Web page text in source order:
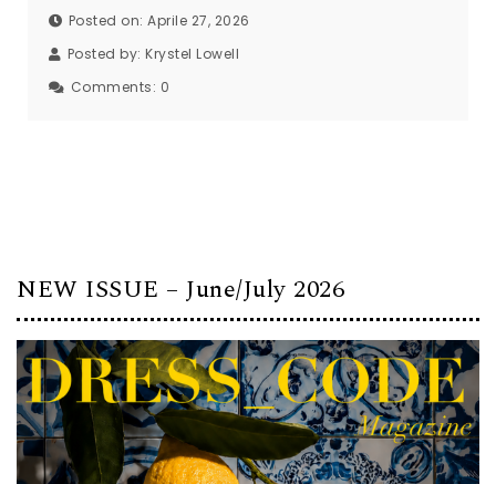
Posted on: Aprile 27, 2026
Posted by: Krystel Lowell
Comments: 0
NEW ISSUE – June/July 2026